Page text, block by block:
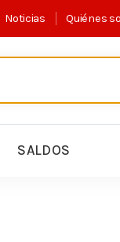
Noticias Quiénes
SALDOS